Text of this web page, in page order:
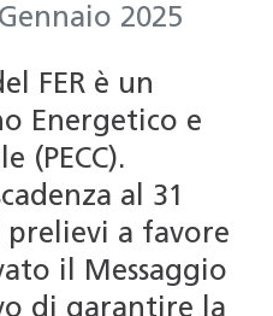
2025
FER è un
Energetico e
(PECC).
al 31
prelievi a favore
il Messaggio
di garantire la